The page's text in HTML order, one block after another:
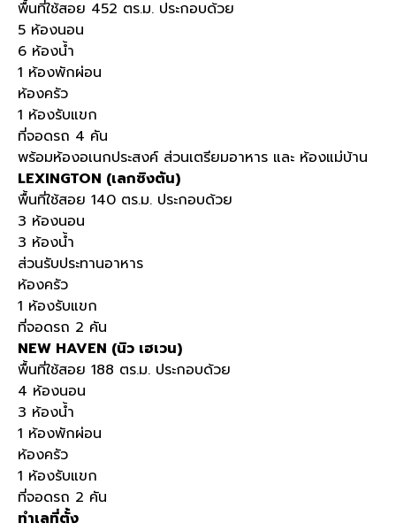
พื้นที่ใช้สอย 452 ตร.ม. ประกอบด้วย
5 ห้องนอน
6 ห้องน้ำ
1 ห้องพักผ่อน
ห้องครัว
1 ห้องรับแขก
ที่จอดรถ 4 คัน
พร้อมห้องอเนกประสงค์ ส่วนเตรียมอาหาร และ ห้องแม่บ้าน
LEXINGTON (เลกซิงตัน)
พื้นที่ใช้สอย 140 ตร.ม. ประกอบด้วย
3 ห้องนอน
3 ห้องน้ำ
ส่วนรับประทานอาหาร
ห้องครัว
1 ห้องรับแขก
ที่จอดรถ 2 คัน
NEW HAVEN (นิว เฮเวน)
พื้นที่ใช้สอย 188 ตร.ม. ประกอบด้วย
4 ห้องนอน
3 ห้องน้ำ
1 ห้องพักผ่อน
ห้องครัว
1 ห้องรับแขก
ที่จอดรถ 2 คัน
ทำเลที่ตั้ง